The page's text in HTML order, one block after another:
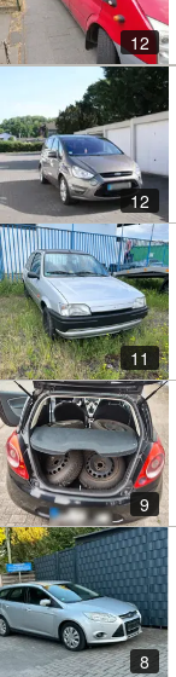
12
12
11
9
8